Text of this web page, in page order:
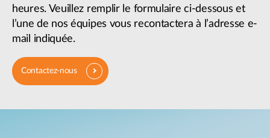
heures. Veuillez remplir le formulaire ci-dessous et
l’une de nos équipes vous recontactera à l’adresse e-
mail indiquée.
Contactez-nous